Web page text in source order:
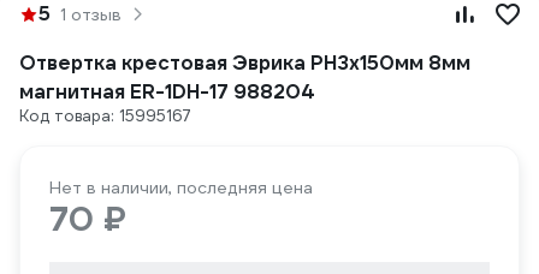
5 1 отзыв
Отвертка крестовая Эврика PH3х150мм 8мм
магнитная ER-1DH-17 988204
Код товара: 15995167
Нет в наличии, последняя цена
70 ₽